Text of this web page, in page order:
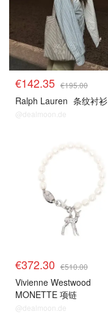
€142.35 €195.00
Ralph Lauren 条纹衬衫
@dealmoon.de
€372.30 €510.00
Vivienne Westwood
MONETTE 项链
@dealmoon.de